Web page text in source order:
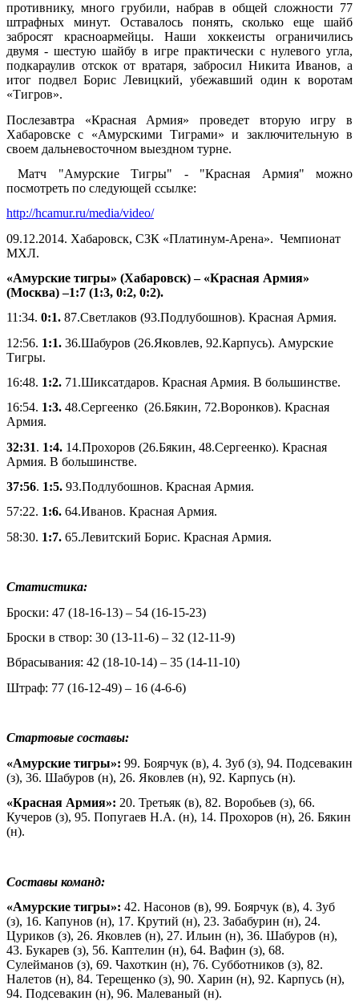
противнику, много грубили, набрав в общей сложности 77
штрафных минут. Оставалось понять, сколько еще шайб
забросят красноармейцы. Наши хоккеисты ограничились
двумя - шестую шайбу в игре практически с нулевого угла,
подкараулив отскок от вратаря, забросил Никита Иванов, а
итог подвел Борис Левицкий, убежавший один к воротам
«Тигров».
Послезавтра «Красная Армия» проведет вторую игру в
Хабаровске с «Амурскими Тиграми» и заключительную в
своем дальневосточном выездном турне.
Матч "Амурские Тигры" - "Красная Армия" можно
посмотреть по следующей ссылке:
http://hcamur.ru/media/video/
09.12.2014. Хабаровск, СЗК «Платинум-Арена». Чемпионат
МХЛ.
«Амурские тигры» (Хабаровск) – «Красная Армия»
(Москва) –1:7 (1:3, 0:2, 0:2).
11:34. 0:1. 87.Светлаков (93.Подлубошнов). Красная Армия.
12:56. 1:1. 36.Шабуров (26.Яковлев, 92.Карпусь). Амурские
Тигры.
16:48. 1:2. 71.Шиксатдаров. Красная Армия. В большинстве.
16:54. 1:3. 48.Сергеенко (26.Бякин, 72.Воронков). Красная
Армия.
32:31. 1:4. 14.Прохоров (26.Бякин, 48.Сергеенко). Красная
Армия. В большинстве.
37:56. 1:5. 93.Подлубошнов. Красная Армия.
57:22. 1:6. 64.Иванов. Красная Армия.
58:30. 1:7. 65.Левитский Борис. Красная Армия.
Статистика:
Броски: 47 (18-16-13) – 54 (16-15-23)
Броски в створ: 30 (13-11-6) – 32 (12-11-9)
Вбрасывания: 42 (18-10-14) – 35 (14-11-10)
Штраф: 77 (16-12-49) – 16 (4-6-6)
Стартовые составы:
«Амурские тигры»: 99. Боярчук (в), 4. Зуб (з), 94. Подсевакин
(з), 36. Шабуров (н), 26. Яковлев (н), 92. Карпусь (н).
«Красная Армия»: 20. Третьяк (в), 82. Воробьев (з), 66.
Кучеров (з), 95. Попугаев Н.А. (н), 14. Прохоров (н), 26. Бякин
(н).
Составы команд:
«Амурские тигры»: 42. Насонов (в), 99. Боярчук (в), 4. Зуб
(з), 16. Капунов (н), 17. Крутий (н), 23. Забабурин (н), 24.
Цуриков (з), 26. Яковлев (н), 27. Ильин (н), 36. Шабуров (н),
43. Букарев (з), 56. Каптелин (н), 64. Вафин (з), 68.
Сулейманов (з), 69. Чахоткин (н), 76. Субботников (з), 82.
Налетов (н), 84. Терещенко (з), 90. Харин (н), 92. Карпусь (н),
94. Подсевакин (н), 96. Малеваный (н).